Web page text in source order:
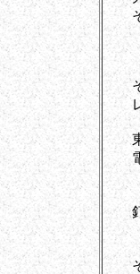
その
「バ
そ
レン
東京
電
「お
釘
「
そ